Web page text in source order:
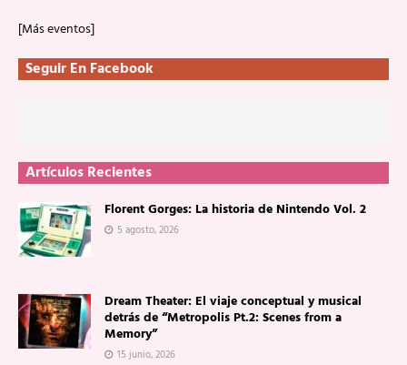
[Más eventos]
Seguir En Facebook
Artículos Recientes
Florent Gorges: La historia de Nintendo Vol. 2
5 agosto, 2026
Dream Theater: El viaje conceptual y musical
detrás de “Metropolis Pt.2: Scenes from a
Memory”
15 junio, 2026